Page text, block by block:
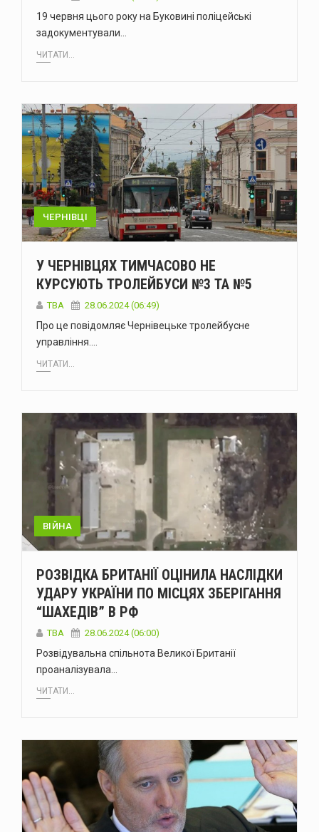
19 червня цього року на Буковині поліцейські
задокументували…
ЧИТАТИ...
ЧЕРНІВЦІ
У ЧЕРНІВЦЯХ ТИМЧАСОВО НЕ
КУРСУЮТЬ ТРОЛЕЙБУСИ №3 ТА №5
ТВА 28.06.2024 (06:49)
Про це повідомляє Чернівецьке тролейбусне
управління.…
ЧИТАТИ...
ВІЙНА
РОЗВІДКА БРИТАНІЇ ОЦІНИЛА НАСЛІДКИ
УДАРУ УКРАЇНИ ПО МІСЦЯХ ЗБЕРІГАННЯ
“ШАХЕДІВ” В РФ
ТВА 28.06.2024 (06:00)
Розвідувальна спільнота Великої Британії
проаналізувала…
ЧИТАТИ...